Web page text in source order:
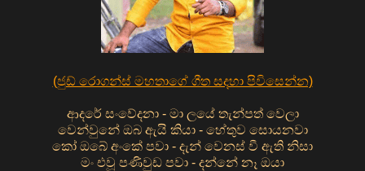
(ජුඩ් රොගන්ස් මහතාගේ ගීත සදහා පිවිසෙන්න)
ආදරේ සංවේදනා - මා ලයේ තැන්පත් වෙලා
වෙන්වුනේ ඔබ ඇයි කියා - හේතුව සොයනවා
කෝ ඔබේ අංකේ පවා - දැන් වෙනස් වී ඇති නිසා
මං එවූ පණිවුඩ පවා - දන්නේ නෑ ඔයා